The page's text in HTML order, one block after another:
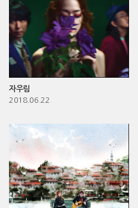
자우림
2018.06.22